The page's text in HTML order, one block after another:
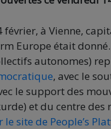
février, à Vienne,
Europe était
autonomes)
, avec le
le support des
et du centre
le site de People’s